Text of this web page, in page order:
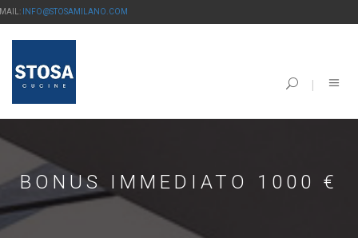
INFO@STOSAMILANO.COM
BONUS IMMEDIATO 1000 €